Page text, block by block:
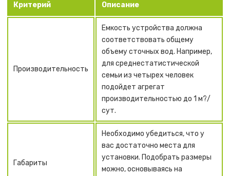
Критерий Описание
Производительность
Емкость устройства должна
соответствовать общему
объему сточных вод. Например,
для среднестатистической
семьи из четырех человек
подойдет агрегат
производительностью до 1 м?/
сут.
Габариты
Необходимо убедиться, что у
вас достаточно места для
установки. Подобрать размеры
можно, основываясь на